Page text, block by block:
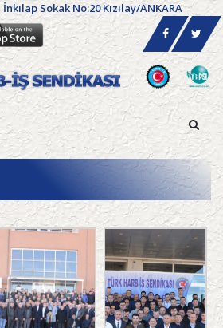
İnkılap Sokak No:20 Kızılay/ANKARA